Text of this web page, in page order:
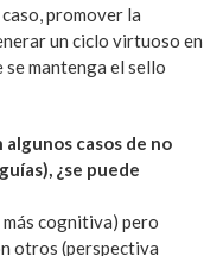
promover la
un ciclo virtuoso en
mantenga el sello
casos de no
¿se puede
más cognitiva) pero
otros (perspectiva